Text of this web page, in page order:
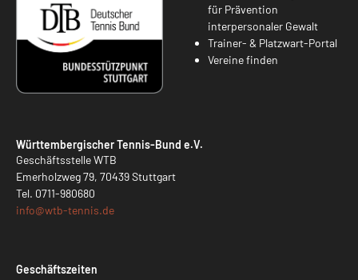
für Prävention
interpersonaler Gewalt
Trainer- & Platzwart-Portal
Vereine finden
Württembergischer Tennis-Bund e.V.
Geschäftsstelle WTB
Emerholzweg 79, 70439 Stuttgart
Tel. 0711-980680
info@wtb-tennis.de
Geschäftszeiten